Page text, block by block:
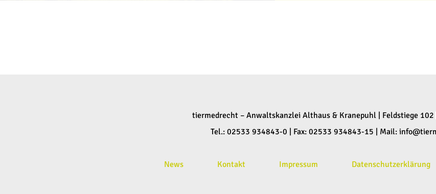
tiermedrecht – Anwaltskanzlei Althaus & Kranepuhl | Feldstiege
Tel.: 02533 934843-0 | Fax: 02533 934843-15 | Mail:
News Kontakt Impressum Datenschutzerklärung